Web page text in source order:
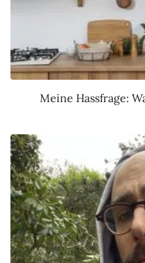
Meine Hassfrage: